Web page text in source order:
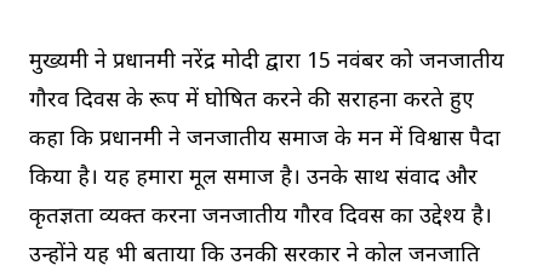
मुख्यमंत्री ने प्रधानमंत्री नरेंद्र मोदी द्वारा 15 नवंबर को जनजातीय
गौरव दिवस के रूप में घोषित करने की सराहना करते हुए
कहा कि प्रधानमंत्री ने जनजातीय समाज के मन में विश्वास पैदा
किया है। यह हमारा मूल समाज है। उनके साथ संवाद और
कृतज्ञता व्यक्त करना जनजातीय गौरव दिवस का उद्देश्य है।
उन्होंने यह भी बताया कि उनकी सरकार ने कोल जनजाति